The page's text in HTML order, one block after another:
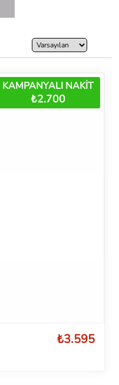
KAMPANYALI NAKİT
₺2.700
₺3.595